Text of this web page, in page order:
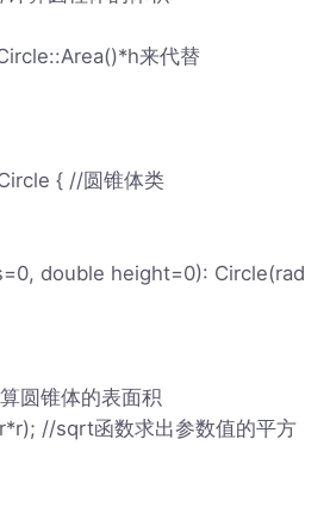
来代替
{ //圆锥体类
double height=0): Circle(rad
圆锥体的表面积
//sqrt函数求出参数值的平方